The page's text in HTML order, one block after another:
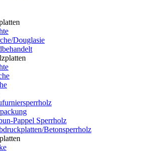
Douglasie
Pappel Sperrholz
Betonsperrholz